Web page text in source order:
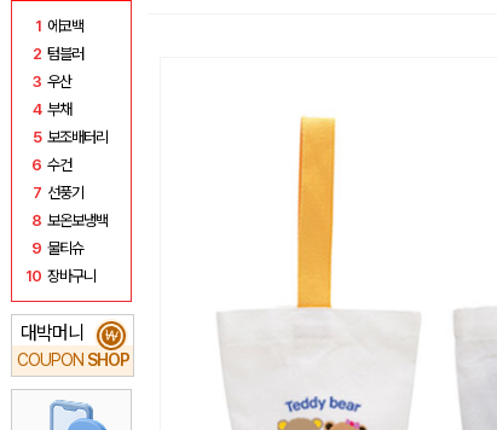
1 에코백
2 텀블러
3 우산
4 부채
5 보조배터리
6 수건
7 선풍기
8 보온보냉백
9 물티슈
10 장바구니
대박머니
COUPON SHOP
₩